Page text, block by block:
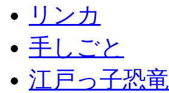
リンカ
手しごと
江戸っ子恐竜